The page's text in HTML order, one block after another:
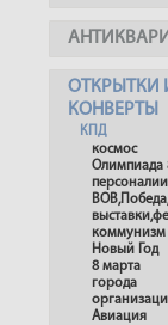
ОТКРЫТКИ
КОНВЕРТЫ
КПД
космос
Олимпиада
персоналии
коммунизм
Новый Год
8 марта
города
Авиация